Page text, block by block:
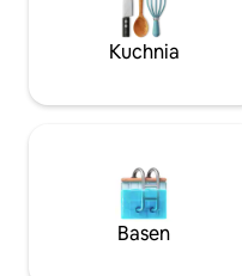
Kuchnia
Basen